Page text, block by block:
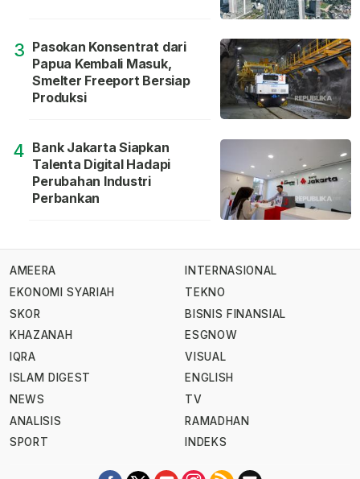
3 Pasokan Konsentrat dari
Papua Kembali Masuk,
Smelter Freeport Bersiap
Produksi
4 Bank Jakarta Siapkan
Talenta Digital Hadapi
Perubahan Industri
Perbankan
AMEERA
EKONOMI SYARIAH
SKOR
KHAZANAH
IQRA
ISLAM DIGEST
NEWS
ANALISIS
SPORT
INTERNASIONAL
TEKNO
BISNIS FINANSIAL
ESGNOW
VISUAL
ENGLISH
TV
RAMADHAN
INDEKS